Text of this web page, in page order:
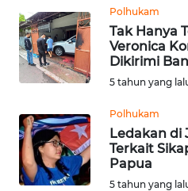
Polhukam
Tak Hanya
Veronica
Dikirimi
5 tahun yang
Polhukam
Ledakan di
Terkait
Papua
5 tahun yang
WN
TEBING
TINGGI
WN
PAKPAK
WN